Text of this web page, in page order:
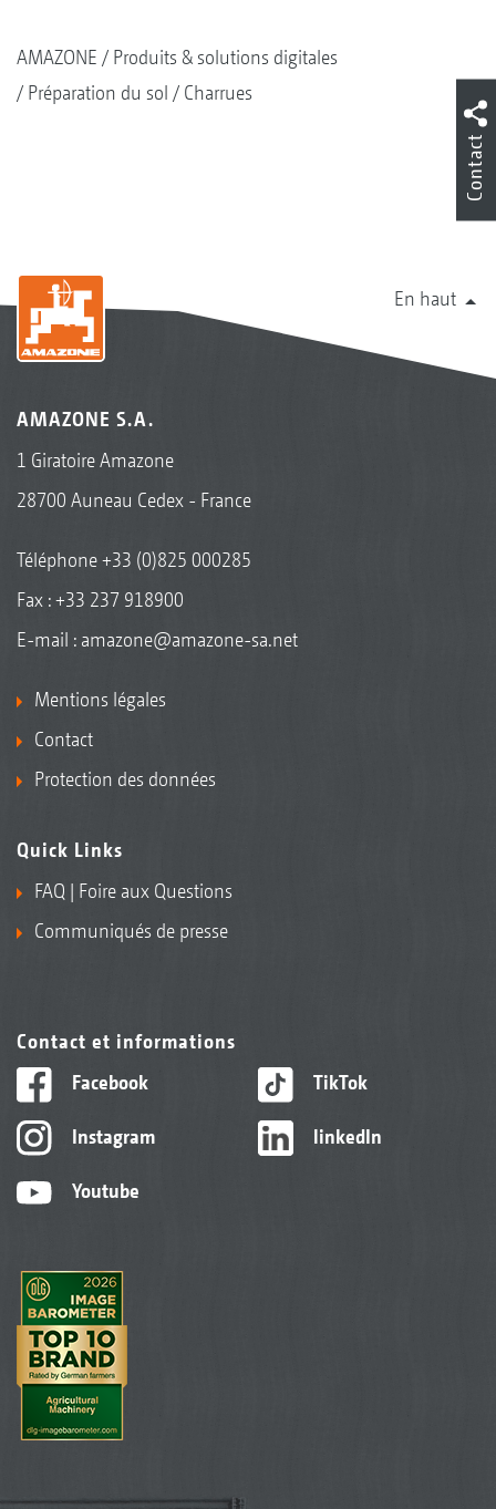
AMAZONE
Produits & solutions digitales
Préparation du sol
Charrues
En haut
AMAZONE S.A.
1 Giratoire Amazone
28700 Auneau Cedex - France
Téléphone+33 (0)825 000285
Fax : +33 237 918900
E-mail : amazone@amazone-sa.net
Mentions légales
Contact
Protection des données
Quick Links
FAQ | Foire aux Questions
Communiqués de presse
Contact et informations
Facebook
Instagram
Youtube
TikTok
linkedIn
Contact